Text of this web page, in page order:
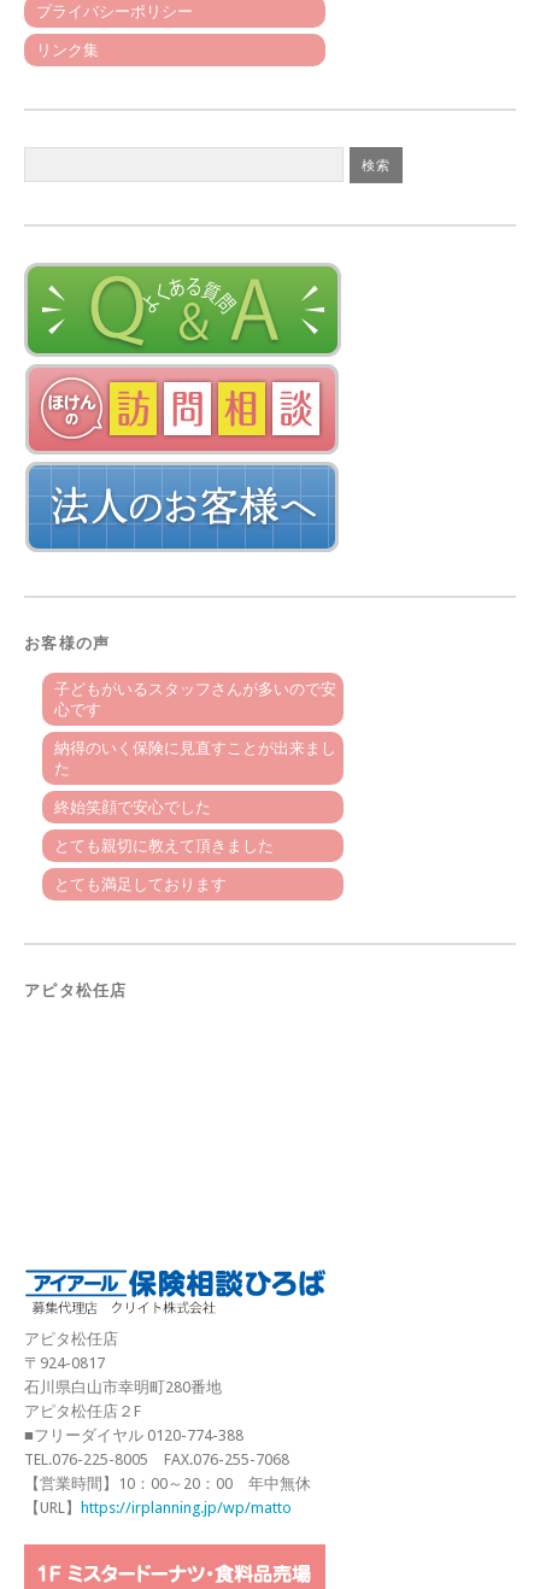
プライバシーポリシー
リンク集
お客様の声
子どもがいるスタッフさんが多いので安
心です
納得のいく保険に見直すことが出来まし
た
終始笑顔で安心でした
とても親切に教えて頂きました
とても満足しております
アピタ松任店
アピタ松任店
〒924-0817
石川県白山市幸明町280番地
アピタ松任店２F
■フリーダイヤル 0120-774-388
TEL.076-225-8005 FAX.076-255-7068
【営業時間】10：00～20：00 年中無休
【URL】 https://irplanning.jp/wp/matto